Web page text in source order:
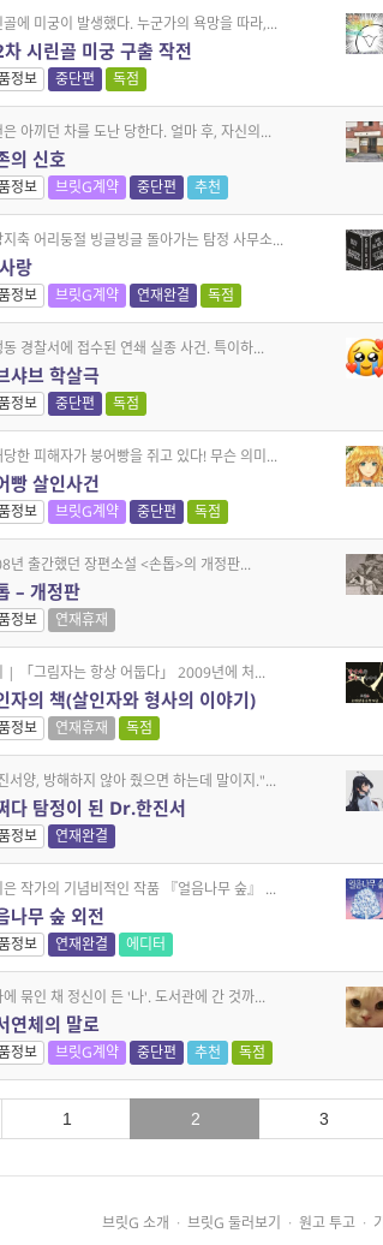
골에 미궁이 발생했다. 누군가의 욕망을 따라,...
시린골 미궁 구출 작전
정보 중단편 독점
은 아끼던 차를 도난 당한다. 얼마 후, 자신의...
의 신호
정보 브릿G계약 중단편 추천
지축 어리둥절 빙글빙글 돌아가는 탐정 사무소...
랑
정보 브릿G계약 연재완결 독점
경찰서에 접수된 연쇄 실종 사건. 특이하...
샤브 학살극
정보 중단편 독점
당한 피해자가 붕어빵을 쥐고 있다! 무슨 의미...
빵 살인사건
정보 브릿G계약 중단편 독점
년 출간했던 장편소설 <손톱>의 개정판...
– 개정판
정보 연재휴재
| 「그림자는 항상 어둡다」 2009년에 처...
자의 책(살인자와 형사의 이야기)
정보 연재휴재 독점
서양, 방해하지 않아 줬으면 하는데 말이지."...
다 탐정이 된 Dr.한진서
정보 연재완결
은 작가의 기념비적인 작품 『얼음나무 숲』 ...
나무 숲 외전
정보 연재완결 에디터
에 묶인 채 정신이 든 '나'. 도서관에 간 것까...
연체의 말로
정보 브릿G계약 중단편 추천 독점
1 2 3
브릿G 소개 · 브릿G 둘러보기 · 원고 투고 ·